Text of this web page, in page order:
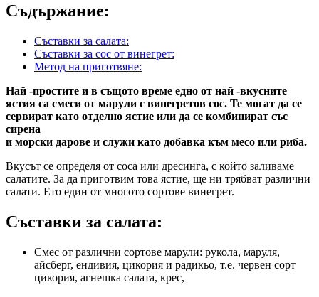
Съдържание:
Съставки за салата:
Съставки за сос от винегрет:
Метод на приготвяне:
Най -простите и в същото време едно от най -вкусните
ястия са смеси от марули с винегретов сос. Те могат да се
сервират като отделно ястие или да се комбинират със
сирена
и морски дарове и служи като добавка към месо или риба.
Вкусът се определя от соса или дресинга, с който заливаме
салатите. За да приготвим това ястие, ще ни трябват различни
салати. Ето един от многото сортове винегрет.
Съставки за салата:
Смес от различни сортове марули: рукола, маруля,
айсберг, ендивия, цикория и радикьо, т.е. червен сорт
цикория, агнешка салата, крес,